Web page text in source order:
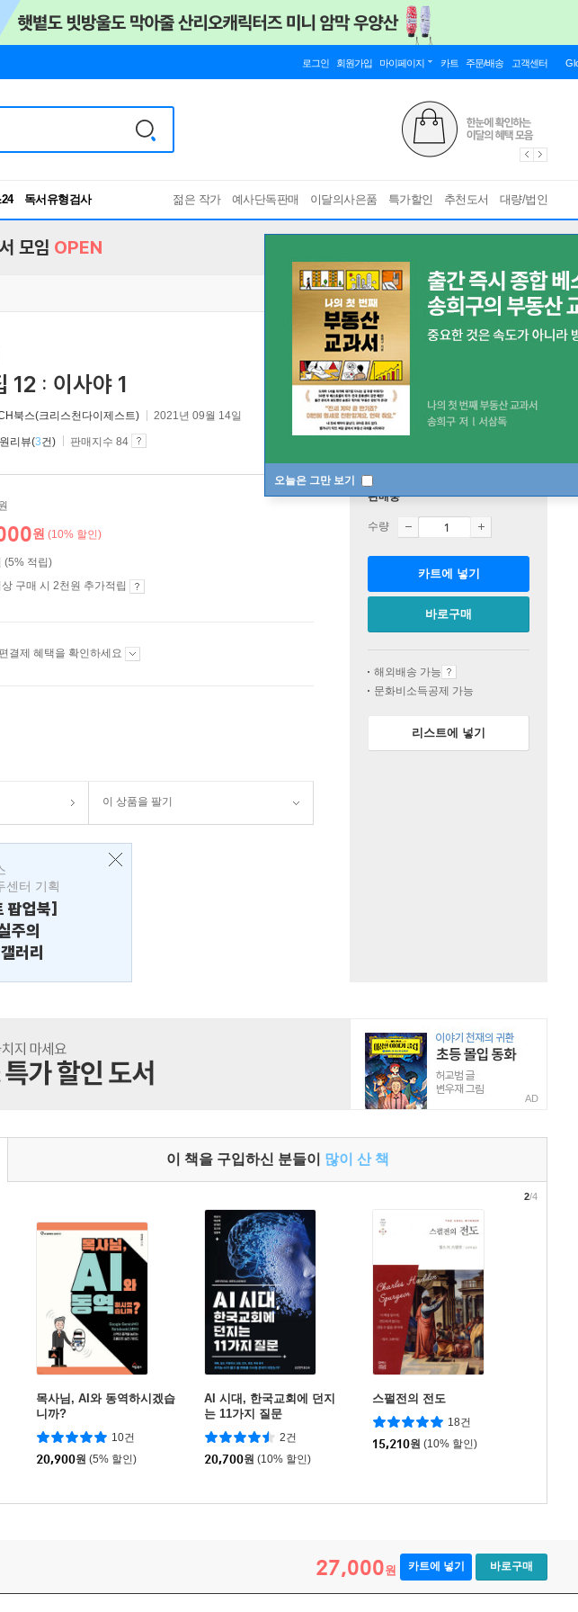
로그인 회원가입 마이페이지 카트 주문/배송 고객센터
독서유형검사
RBTI Lab
젊은 작가 예사단독판매 이달의사은품 특가할인 추천도서 대량/법인
오늘은 그만 보기
모임 OPEN
12 : 이사야 1
북스(크리스천다이제스트) 2021년 09월 14일
리뷰(3건) 판매지수 84
원 (10% 할인)
(5% 적립)
구매 시 2천원 추가적립
결제 혜택을 확인하세요
이 상품을 팔기
센터 기획
팝업북]
주의
러리
판매중
수량
카트에 넣기
바로구매
해외배송 가능
문화비소득공제 가능
리스트에 넣기
AD
이 책을 구입하신 분들이 많이 산 책
목사님, AI와 동역하시겠습
니까?
10건
20,900원 (5% 할인)
AI 시대, 한국교회에 던지
는 11가지 질문
2건
20,700원 (10% 할인)
스펄전의 전도
18건
15,210원 (10% 할인)
2/4
27,000원 카트에 넣기 바로구매